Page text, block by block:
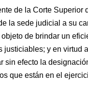
de la Corte Superior
la sede judicial a su
de brindar un
justiciables; y en virtud
sin efecto la
que están en el